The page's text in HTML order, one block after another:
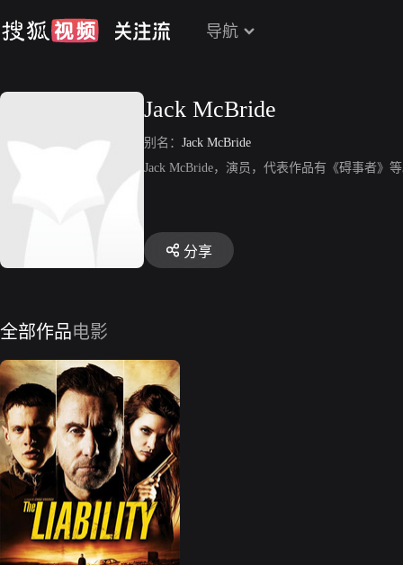
导航
Jack McBride
别名： Jack McBride
Jack McBride，演员，代表作品有《碍事者》
分享
全部作品电影